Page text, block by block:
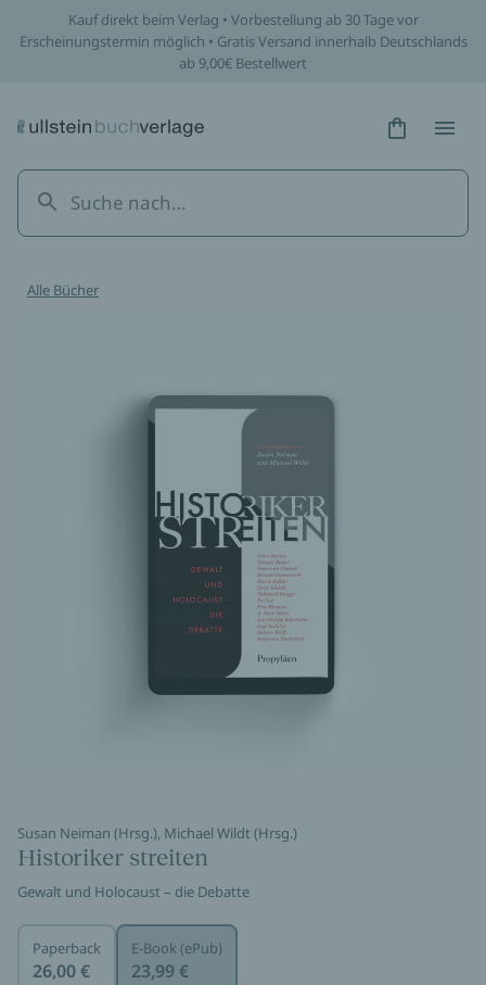
Kauf direkt beim Verlag • Vorbestellung ab 30 Tage vor
Erscheinungstermin möglich • Gratis Versand innerhalb Deutschlands
ab 9,00€ Bestellwert
Hidden
Alle Bücher
Susan Neiman (Hrsg.), Michael Wildt (Hrsg.)
Historiker streiten
Gewalt und Holocaust – die Debatte
Paperback
26,00 €
E-Book (ePub)
23,99 €